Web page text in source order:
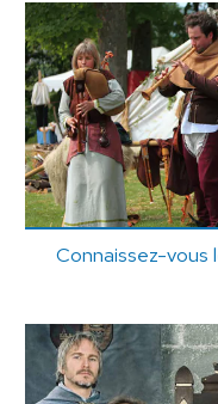
Connaissez-vous